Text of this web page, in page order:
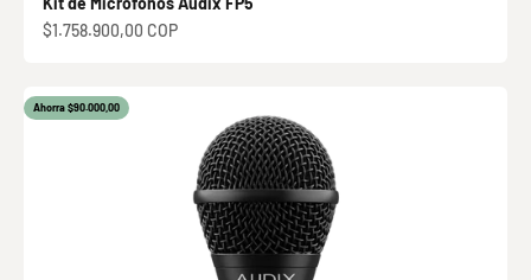
Precio de oferta
$1.758.900,00 COP
Ahorra $90.000,00